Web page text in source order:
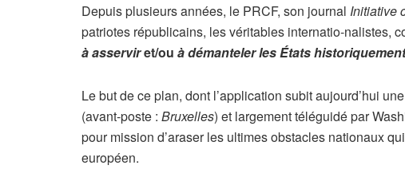
Depuis plusieurs années, le PRCF, son journal Initiative
patriotes républicains, les véritables internatio-nalistes,
à asserviret/ou à démanteler les États
Le but de ce plan, dont l’application subit aujourd’hui
(avant-poste : Bruxelles) et largement téléguidé par
pour mission d’araser les ultimes obstacles nationaux
européen.